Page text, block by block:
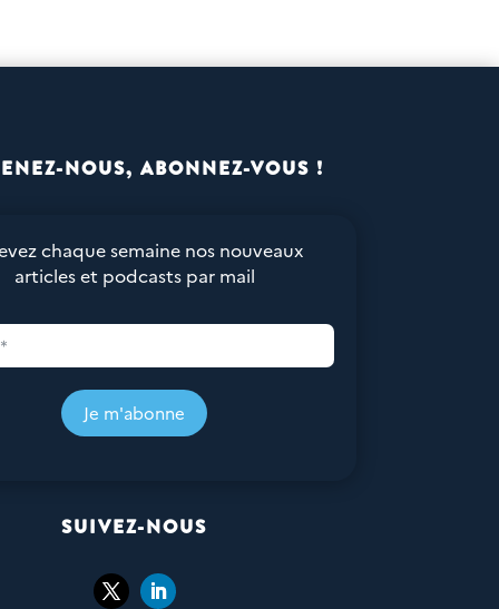
NOUS, ABONNEZ-VOUS !
chaque semaine nos nouveaux
articles et podcasts par mail
Je m'abonne
SUIVEZ-NOUS